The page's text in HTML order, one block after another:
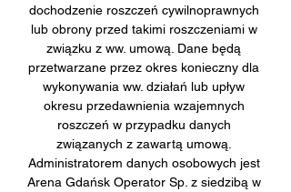
dochodzenie roszczeń cywilnoprawnych
lub obrony przed takimi roszczeniami w
związku z ww. umową. Dane będą
przetwarzane przez okres konieczny dla
wykonywania ww. działań lub upływ
okresu przedawnienia wzajemnych
roszczeń w przypadku danych
związanych z zawartą umową.
Administratorem danych osobowych jest
Arena Gdańsk Operator Sp. z siedzibą w